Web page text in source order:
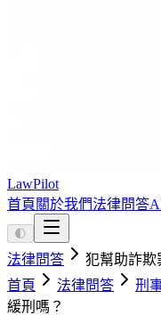
LawPilot
首頁 關於我們法律問答
🌓
法律問答
犯幫助詐欺
首頁
法律問答 刑
緩刑嗎？